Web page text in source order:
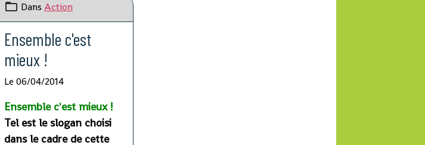
Dans Action
Ensemble c'est
mieux !
Le 06/04/2014
Ensemble c'est mieux !
Tel est le slogan choisi
dans le cadre de cette